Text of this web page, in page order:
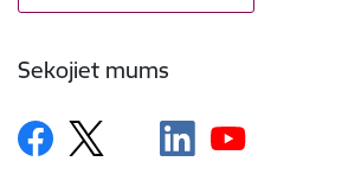
Sekojiet mums